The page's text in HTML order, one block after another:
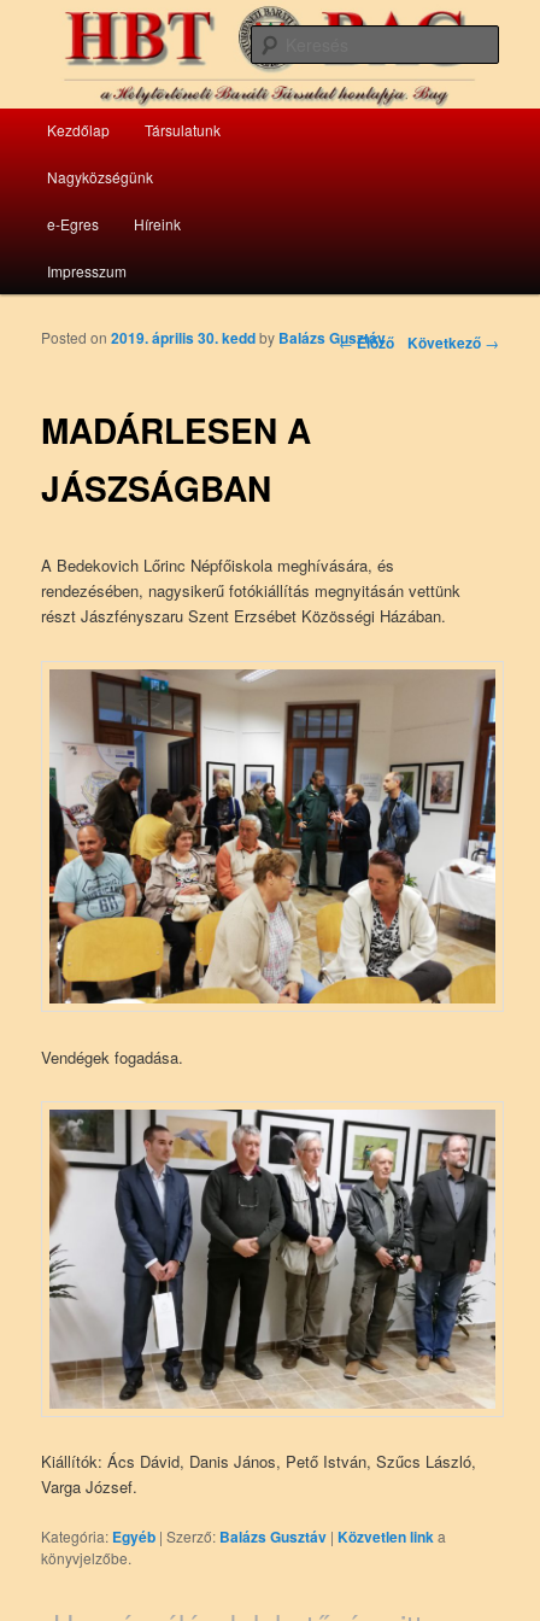
HBT Bag
a bagi Helytörténeti Baráti Társulat honlapja
Tovább az elsődleges tartalomra
Tovább a másodlagos tartalomra
Kezdőlap Társulatunk
Nagyközségünk
e-Egres Híreink
Impresszum
Bejegyzés navigáció ←Előző Következő →
MADÁRLESEN A
JÁSZSÁGBAN
Posted on2019. április 30. keddby Balázs Gusztáv
A Bedekovich Lőrinc Népfőiskola meghívására, és
rendezésében, nagysikerű fotókiállítás megnyitásán vettünk
részt Jászfényszaru Szent Erzsébet Közösségi Házában.
Vendégek fogadása.
Kiállítók: Ács Dávid, Danis János, Pető István, Szűcs László,
Varga József.
Kategória: Egyéb | Szerző: Balázs Gusztáv |Közvetlen linka
könyvjelzőbe.